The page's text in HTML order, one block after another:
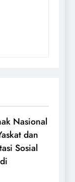
Nasional
dan
Sosial